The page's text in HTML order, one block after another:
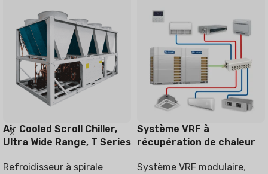
Air Cooled Scroll Chiller,
Ultra Wide Range, T Series
Refroidisseur à spirale
Système VRF à
récupération de chaleur
Système VRF modulaire,